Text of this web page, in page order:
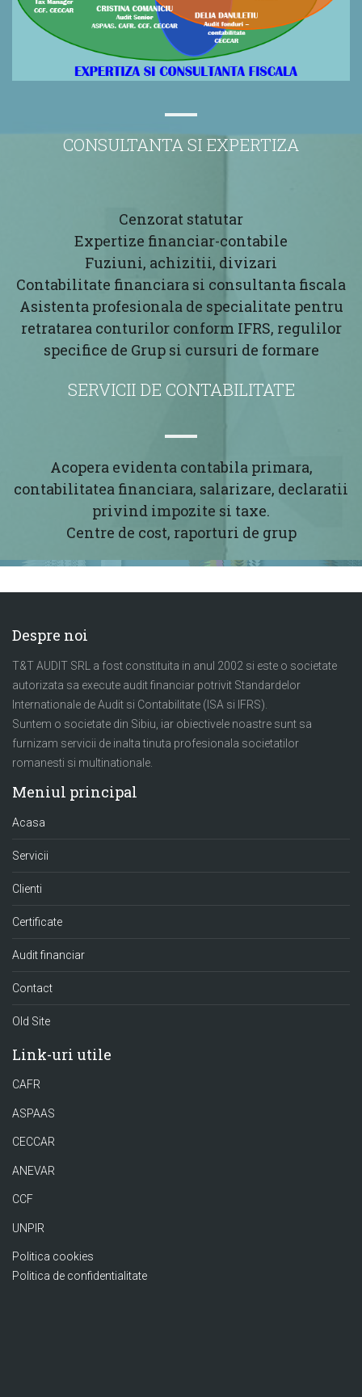
CONSULTANTA SI EXPERTIZA
Cenzorat statutar
Expertize financiar-contabile
Fuziuni, achizitii, divizari
Contabilitate financiara si consultanta fiscala
Asistenta profesionala de specialitate pentru
retratarea conturilor conform IFRS, regulilor
specifice de Grup si cursuri de formare
SERVICII DE CONTABILITATE
Acopera evidenta contabila primara,
contabilitatea financiara, salarizare, declaratii
privind impozite si taxe.
Centre de cost, raporturi de grup
Despre noi
T&T AUDIT SRL a fost constituita in anul 2002 si este o societate
autorizata sa execute audit financiar potrivit Standardelor
Internationale de Audit si Contabilitate (ISA si IFRS).
Suntem o societate din Sibiu, iar obiectivele noastre sunt sa
furnizam servicii de inalta tinuta profesionala societatilor
romanesti si multinationale.
Meniul principal
Acasa
Servicii
Clienti
Certificate
Audit financiar
Contact
Old Site
Link-uri utile
CAFR
ASPAAS
CECCAR
ANEVAR
CCF
UNPIR
Politica cookies
Politica de confidentialitate